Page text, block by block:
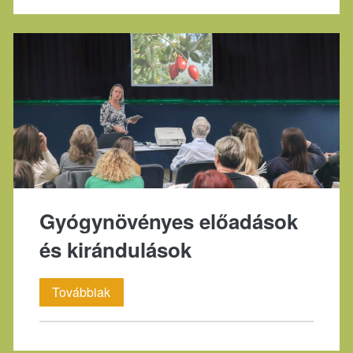
Gyógynövényes előadások
és kirándulások
TovábbiakGyógynövényes
előadások
és